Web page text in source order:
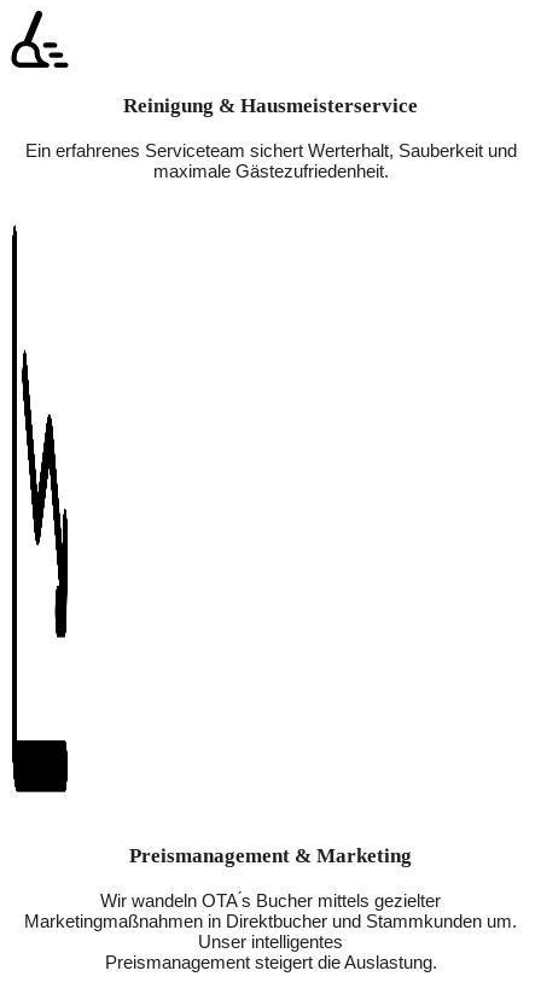
Reinigung & Hausmeisterservice
Ein erfahrenes Serviceteam sichert Werterhalt, Sauberkeit und
maximale Gästezufriedenheit.
Preismanagement & Marketing
Wir wandeln OTA ́s Bucher mittels gezielter
Marketingmaßnahmen in Direktbucher und Stammkunden um.
Unser intelligentes
Preismanagement steigert die Auslastung.